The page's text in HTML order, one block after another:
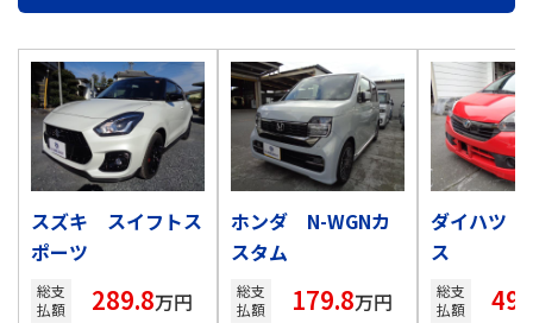
スズキ スイフトス
ポーツ
総支
払額
289.8万円
ホンダ N-WGNカ
スタム
総支
払額
179.8万円
ダイハツ
ス
総支
払額